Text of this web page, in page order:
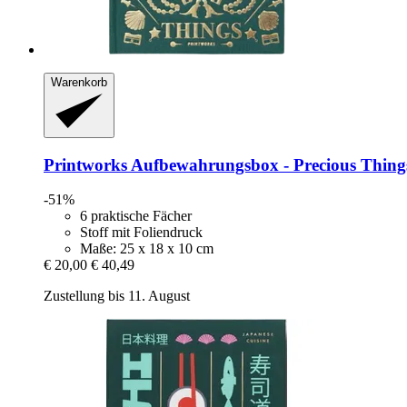
Warenkorb
Printworks Aufbewahrungsbox -​ Precious
-51%
6 praktische Fächer
Stoff mit Foliendruck
Maße: 25 x 18 x 10 cm
€ 20,00 € 40,49
Zustellung bis 11. August